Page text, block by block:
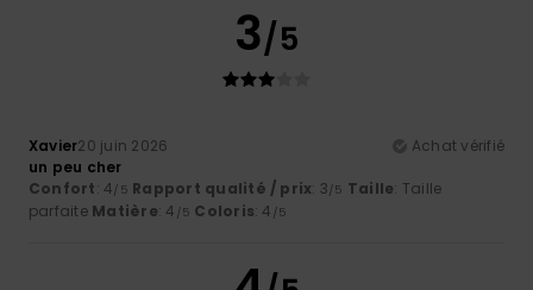
3/5
Xavier20 juin 2026
Achat vérifié
un peu cher
Confort: 4/5 Rapport qualité / prix: 3/5 Taille: Taille
parfaite Matière: 4 /5 Coloris: 4 /5